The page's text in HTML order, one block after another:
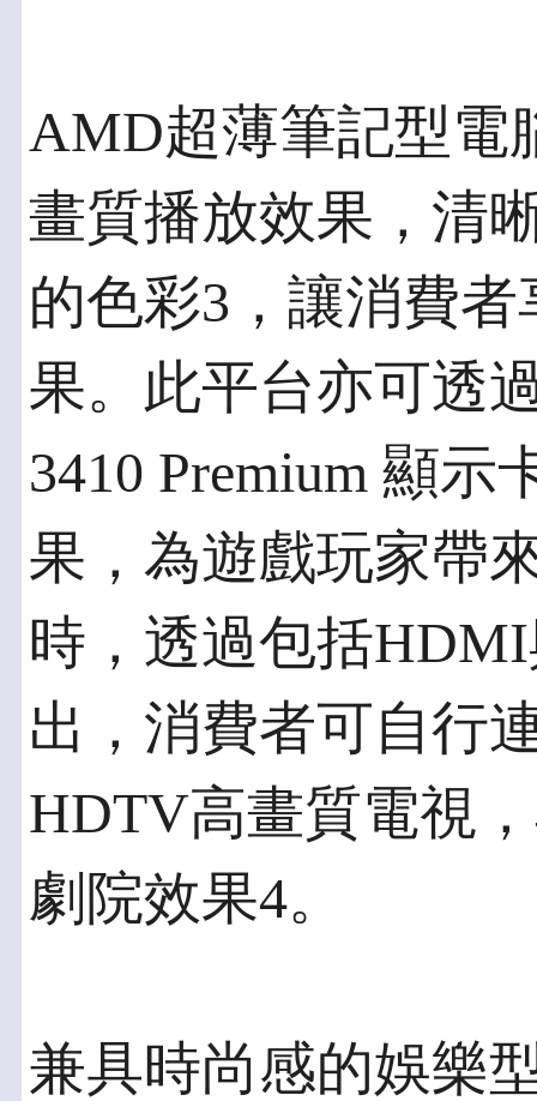
AMD超薄筆記型電
畫質播放效果，清
的色彩3，讓消費
果。此平台亦可透
3410 Premium 顯
果，為遊戲玩家帶
時，透過包括
出，消費者可自行
HDTV高畫質電視
劇院效果4。
兼具時尚感的娛樂